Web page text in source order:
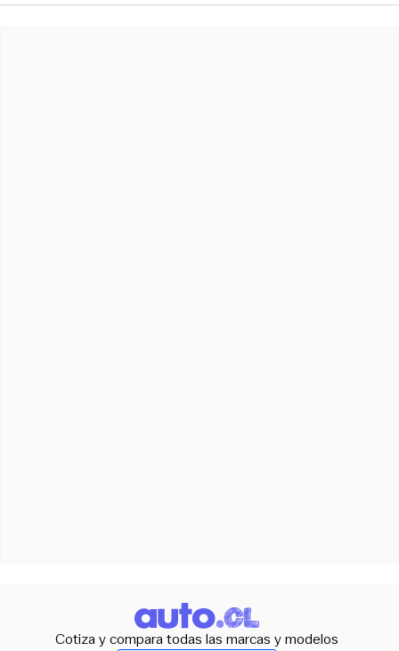
Cotiza y compara todas las marcas y modelos